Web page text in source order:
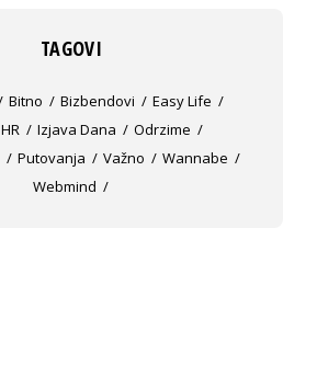
TAGOVI
Bitno Bizbendovi
Easy Life
HR Izjava Dana
Odrzime
Putovanja Važno
Wannabe
Webmind